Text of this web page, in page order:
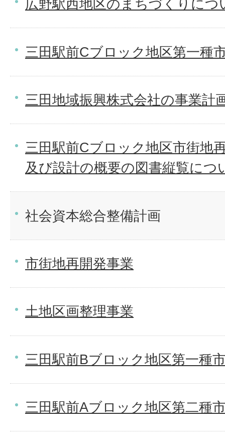
広野駅西地区のまちづくりにつ
三田駅前Cブロック地区第一種
三田地域振興株式会社の事業計
三田駅前Cブロック地区市街地
及び設計の概要の図書縦覧につ
社会資本総合整備計画
市街地再開発事業
土地区画整理事業
三田駅前Bブロック地区第一種
三田駅前Aブロック地区第二種